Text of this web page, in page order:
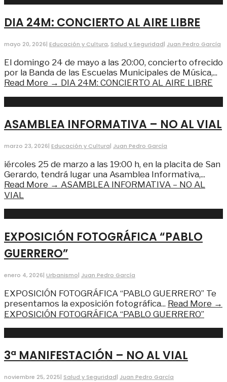
DIA 24M: CONCIERTO AL AIRE LIBRE
mayo 20, 2026| Educación y Cultura, Salud y Seguridad| Juan Pedro García
El domingo 24 de mayo a las 20:00, concierto ofrecido
por la Banda de las Escuelas Municipales de Música,...
Read More → DIA 24M: CONCIERTO AL AIRE LIBRE
ASAMBLEA INFORMATIVA – NO AL VIAL
marzo 23, 2026| Educación y Cultura| Juan Pedro García
iércoles 25 de marzo a las 19:00 h, en la placita de San
Gerardo, tendrá lugar una Asamblea Informativa,...
Read More → ASAMBLEA INFORMATIVA – NO AL
VIAL
EXPOSICIÓN FOTOGRÁFICA “PABLO
GUERRERO”
enero 4, 2026| Urbanismo| Juan Pedro García
EXPOSICIÓN FOTOGRÁFICA “PABLO GUERRERO” Te
presentamos la exposición fotográfica... Read More →
EXPOSICIÓN FOTOGRÁFICA “PABLO GUERRERO”
3ª MANIFESTACIÓN – NO AL VIAL
noviembre 25, 2025| Salud y Seguridad| Juan Pedro García